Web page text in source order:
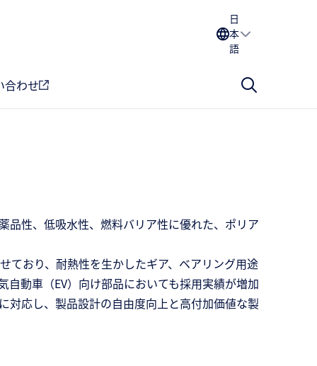
日
本
語
合わせ
品性、低吸水性、燃料バリア性に優れた、ポリア
ており、耐熱性を生かしたギア、ベアリング用途
動車（EV）向け部品においても採用実績が増加
対応し、製品設計の自由度向上と高付加価値な製